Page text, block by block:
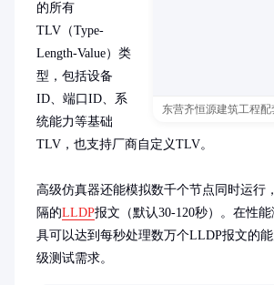
东营齐恒源建筑工程配
的所有
TLV（Type-
Length-Value）类
型，包括设备
ID、端口ID、系
统能力等基础
TLV，也支持厂商自定义TLV。
高级仿真器还能模拟数千个节点同时运行
隔的LLDP报文（默认30-120秒）。在性
具可以达到每秒处理数万个LLDP报文的
级测试需求。